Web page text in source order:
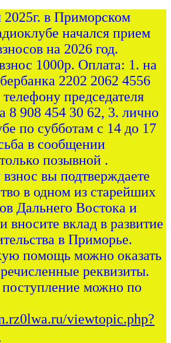
2025г. в Приморском
начался прием
на 2026 год.
1000р. Оплата: 1. на
2202 2062 4556
председателя
8 908 454 30 62, 3. лично
по субботам с 14 до 17
в сообщении
позывной .
вы подтверждаете
в одном из старейших
Дальнего Востока и
вносите вклад в развитие
в Приморье.
помощь можно оказать
реквизиты.
поступление можно по
viewtopic.php?